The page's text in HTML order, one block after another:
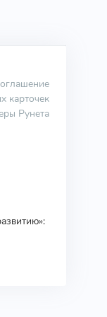
карточек
Рунета